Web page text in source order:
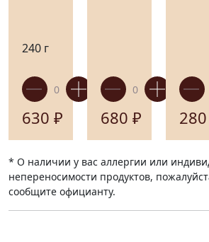
240 г
630 ₽ 680 ₽ 280
* О наличии у вас аллергии или
непереносимости продуктов,
сообщите официанту.